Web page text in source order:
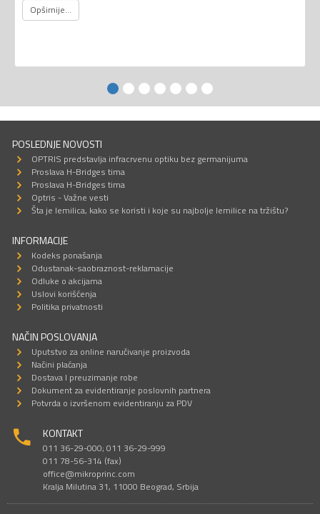
Opširnije...
POSLEDNJE NOVOSTI
OPTRIS predstavlja infracrvenu optiku bez germanijuma
Proslava H-Bridges tima
Proslava H-Bridges tima
Optris - Važne vesti
Šta je lemilica, kako se koristi i koje su najbolje lemilice na tržištu?
INFORMACIJE
Kodeks ponašanja
Odustanak-saobraznost-reklamacije
Odluke o akcijama
Uslovi korišćenja
Politika privatnosti
NAČIN POSLOVANJA
Uputstvo za online naručivanje proizvoda
Načini plaćanja
Dostava I preuzimanje robe
Dokument za evidentiranje poslovnih partnera
Potvrda o izvršenom evidentiranju za PDV
KONTAKT
011 36-29-000; 011 36-29-999
011 78-56-314 (fax)
office@mikroprinc.com
Kralja Milutina 31, 11000 Beograd, Srbija